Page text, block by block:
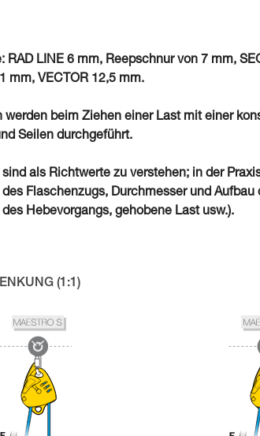
RAD LINE 6 mm, Reepschnur von 7 mm,
mm, VECTOR 12,5 mm.
werden beim Ziehen einer Last mit einer
Seilen durchgeführt.
als Richtwerte zu verstehen; in der
Flaschenzugs, Durchmesser und
Hebevorgangs, gehobene Last usw.).
(1:1)